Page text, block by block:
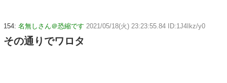
154: 名無しさん＠恐縮です 2021/05/18(火) 23:23:55.84 ID:1J4Ikz/y0
その通りでワロタ